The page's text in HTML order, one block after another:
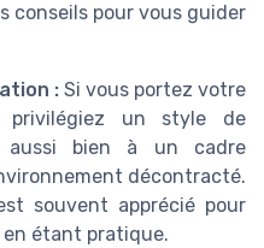
conseils pour vous guider
: Si vous portez votre
privilégiez un style de
aussi bien à un cadre
décontracté.
souvent apprécié pour
étant pratique.